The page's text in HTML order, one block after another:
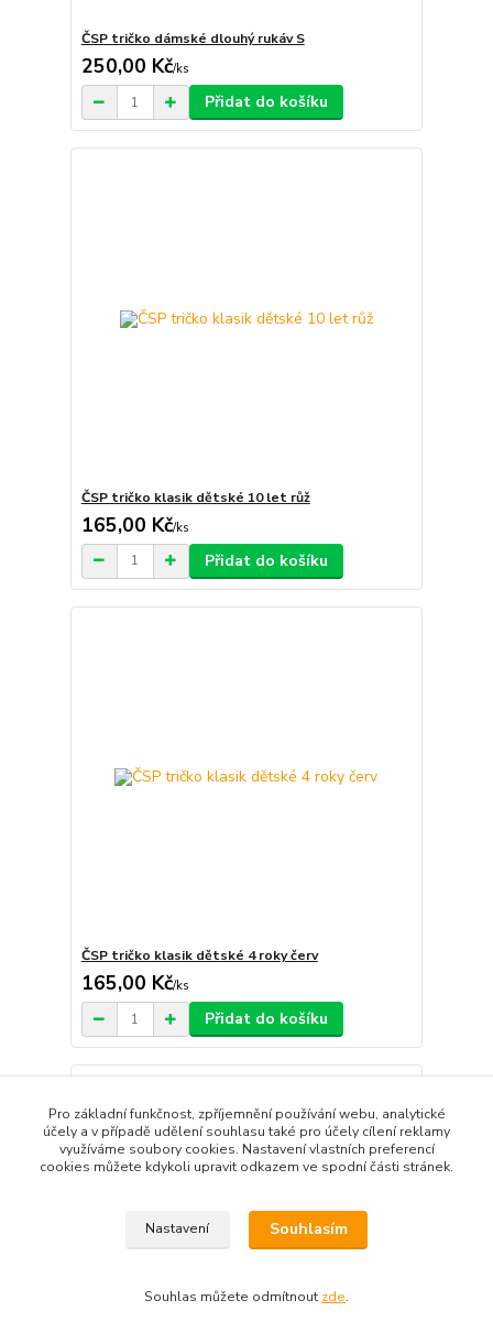
ČSP tričko dámské dlouhý rukáv S
250,00 Kč/ks
Přidat do košíku
ČSP tričko klasik dětské 10 let růž
165,00 Kč/ks
Přidat do košíku
ČSP tričko klasik dětské 4 roky červ
165,00 Kč/ks
Přidat do košíku
Pro základní funkčnost, zpříjemnění používání webu, analytické
účely a v případě udělení souhlasu také pro účely cílení reklamy
využíváme soubory cookies. Nastavení vlastních preferencí
cookies můžete kdykoli upravit odkazem ve spodní části stránek.
Nastavení Souhlasím
Souhlas můžete odmítnout zde.